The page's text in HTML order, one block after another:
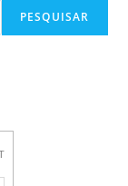
PESQUISAR